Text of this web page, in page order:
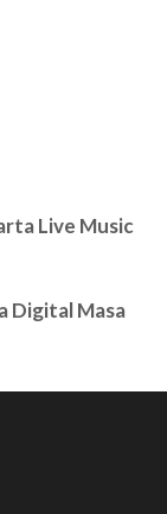
Live Music
Digital Masa